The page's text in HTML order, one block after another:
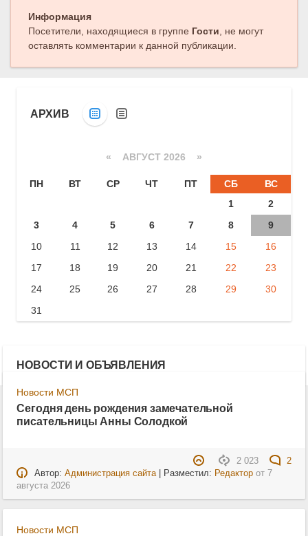
Информация
Посетители, находящиеся в группе Гости , не могут
оставлять комментарии к данной публикации.
АРХИВ
« АВГУСТ 2026 »
ПН ВТ СР ЧТ ПТ СБ
ВС
1
2
3
4 5 6 7 8
9
10
11 12 13 14 15
16
17
18 19 20 21 22
23
24
25 26 27 28 29
30
31
НОВОСТИ И ОБЪЯВЛЕНИЯ
Новости МСП
Сегодня день рождения замечательной
писательницы Анны Солодкой
2 023
2
Автор: Администрация сайта| Разместил: Редакторот 7
августа 2026
Новости МСП